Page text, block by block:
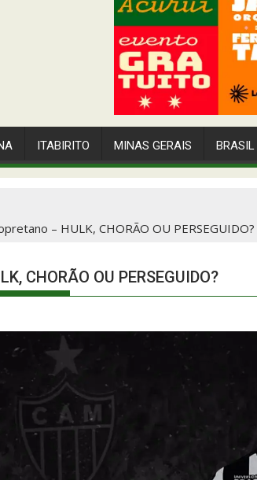
ITABIRITO MINAS GERAIS BRASIL
– HULK, CHORÃO OU PERSEGUIDO?
CHORÃO OU PERSEGUIDO?